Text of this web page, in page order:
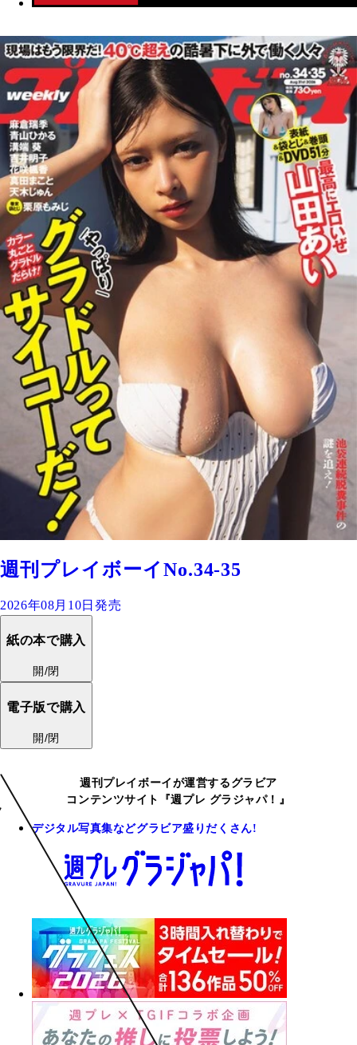
週刊プレイボーイNo.34-35
2026年08月10日発売
紙の本で購入
開/閉
電子版で購入
開/閉
週刊プレイボーイが運営するグラビア
コンテンツサイト『週プレ グラジャパ！』
デジタル写真集などグラビア盛りだくさん!